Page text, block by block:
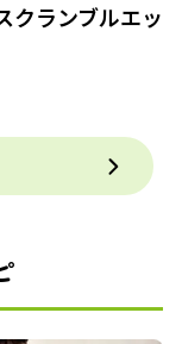
クランブルエッ